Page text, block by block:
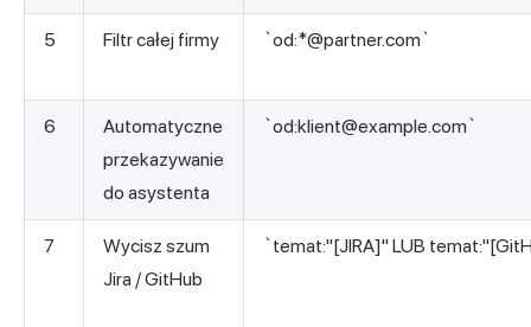
5 Filtr całej firmy `od:*@partner.com`
6
Automatyczne
przekazywanie
do asystenta
`od:klient@example.com`
7
Wycisz szum
Jira / GitHub
`temat:"[JIRA]" LUB